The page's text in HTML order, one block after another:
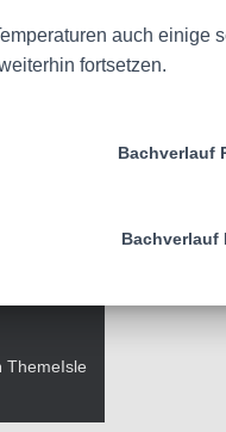
auch einige
fortsetzen.
Bachverlauf
Bachverlauf
ThemeIsle